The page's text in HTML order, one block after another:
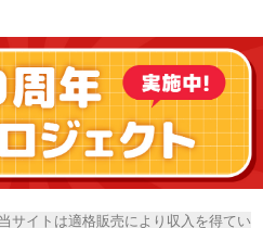
サイトは適格販売により収入を得てい